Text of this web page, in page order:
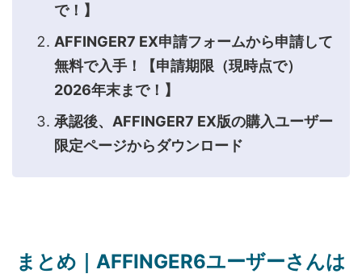
で！】
AFFINGER7 EX申請フォームから申請して
無料で入手！【申請期限（現時点で）
2026年末まで！】
承認後、AFFINGER7 EX版の購入ユーザー
限定ページからダウンロード
まとめ｜AFFINGER6ユーザーさんは